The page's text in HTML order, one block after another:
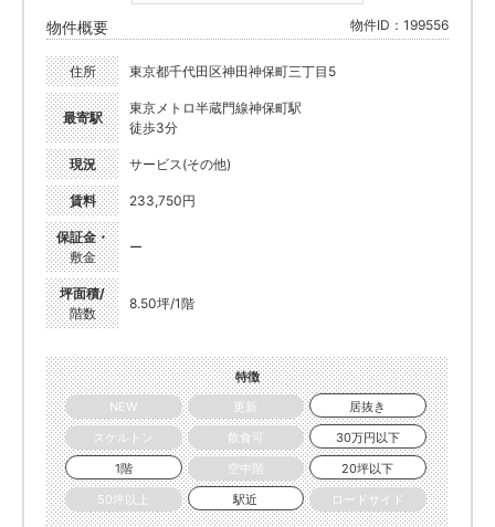
物件概要 物件ID：199556
住所 東京都千代田区神田神保町三丁目5
最寄駅
東京メトロ半蔵門線神保町駅
徒歩3分
現況 サービス(その他)
賃料 233,750円
保証金・
敷金
ー
坪面積/
階数
8.50坪/1階
特徴
NEW
更新
居抜き
スケルトン
飲食可
30万円以下
1階
空中階
20坪以下
50坪以上
駅近 ロードサイド